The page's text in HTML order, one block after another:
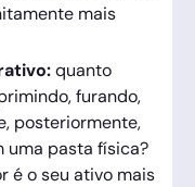
mais
quanto
furando,
posteriormente,
uma pasta física?
é o seu ativo mais